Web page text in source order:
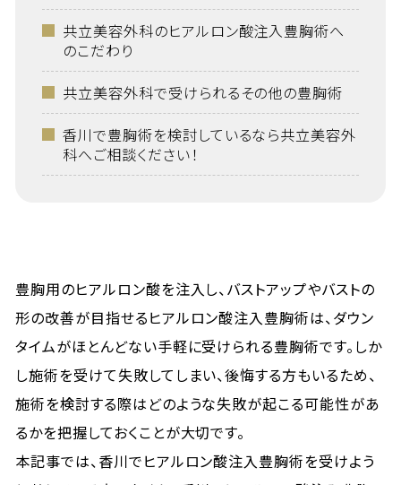
共立美容外科のヒアルロン酸注入豊胸術へ
のこだわり
共立美容外科で受けられるその他の豊胸術
香川で豊胸術を検討しているなら共立美容外
科へご相談ください！
豊胸用のヒアルロン酸を注入し、バストアップやバストの
形の改善が目指せるヒアルロン酸注入豊胸術は、ダウン
タイムがほとんどない手軽に受けられる豊胸術です。しか
し施術を受けて失敗してしまい、後悔する方もいるため、
施術を検討する際はどのような失敗が起こる可能性があ
るかを把握しておくことが大切です。
本記事では、香川でヒアルロン酸注入豊胸術を受けよう